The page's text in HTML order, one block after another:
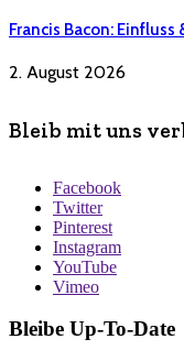
Francis Bacon: Einfluss
2. August 2026
Bleib mit uns
Facebook
Twitter
Pinterest
Instagram
YouTube
Vimeo
Bleibe Up-To-Date